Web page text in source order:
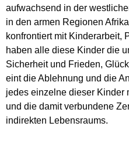
aufwachsend in der
in den armen Regionen
konfrontiert mit Kinderarbeit,
haben alle diese Kinder die
Sicherheit und Frieden,
eint die Ablehnung und die
jedes einzelne dieser Kinder
und die damit verbundene
indirekten Lebensraums.